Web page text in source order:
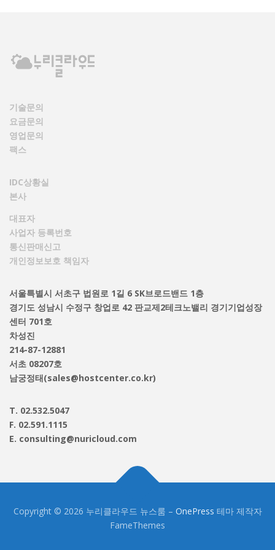
기술문의
요금문의
영업문의
팩스
IDC상황실
본사
대표자
사업자 등록번호
통신판매신고
개인정보보호 책임자
서울특별시 서초구 법원로 1길 6 SK브로드밴드 1층
경기도 성남시 수정구 창업로 42 판교제2테크노밸리 경기기업성장
센터 701호
차성진
214-87-12881
서초 08207호
남궁정태(sales@hostcenter.co.kr)
T. 02.532.5047
F. 02.591.1115
E. consulting@nuricloud.com
Copyright © 2026 누리클라우드 뉴스룸 – OnePress 테마 제작자
FameThemes